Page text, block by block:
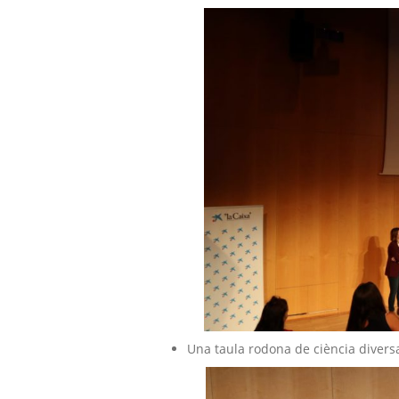
Una taula rodona de ciència